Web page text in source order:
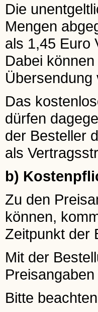
Die
Mengen
als 1,45 Euro
Dabei
Das
dürfen
der Besteller
als
b)
Zu den
können,
Zeitpunkt der
Mit der
Bitte